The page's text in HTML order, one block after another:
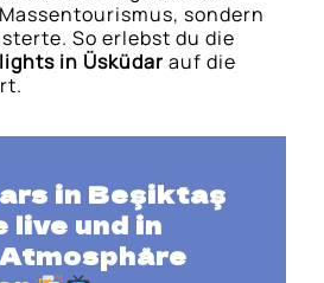
sondern
So erlebst du die
in Üsküdar auf die
in Beşiktaş
live und in